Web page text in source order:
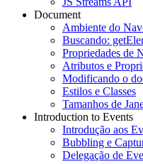
Document
Ambiente do
Buscando:
Propriedades de
Atributos e
Modificando o
Estilos e Classes
Tamanhos de
Introduction to Events
Introdução aos
Bubbling e
Delegação de